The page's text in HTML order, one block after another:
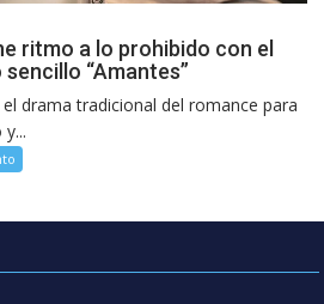
ritmo a lo prohibido con el
“Amantes”
drama tradicional del romance para